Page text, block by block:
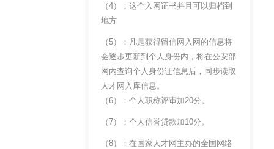
（4）：这个入网证书并且可以归档到
地方
（5）：凡是获得留信网入网的信息将
会逐步更新到个人身份内，将在公安部
网内查询个人身份证信息后，同步读取
人才网入库信息。
（6）：个人职称评审加20分。
（7）：个人信誉贷款加10分。
（8）：在国家人才网主办的全国网络